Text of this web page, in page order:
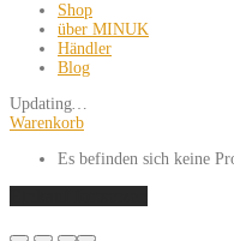
Shop
über MINUK
Händler
Blog
Updating
Warenkorb
Es befinden sich keine